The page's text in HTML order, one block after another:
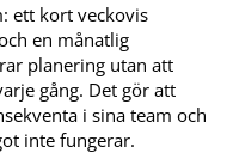
ett kort veckovis
en månatlig
planering utan att
gång. Det gör att
i sina team och
inte fungerar.